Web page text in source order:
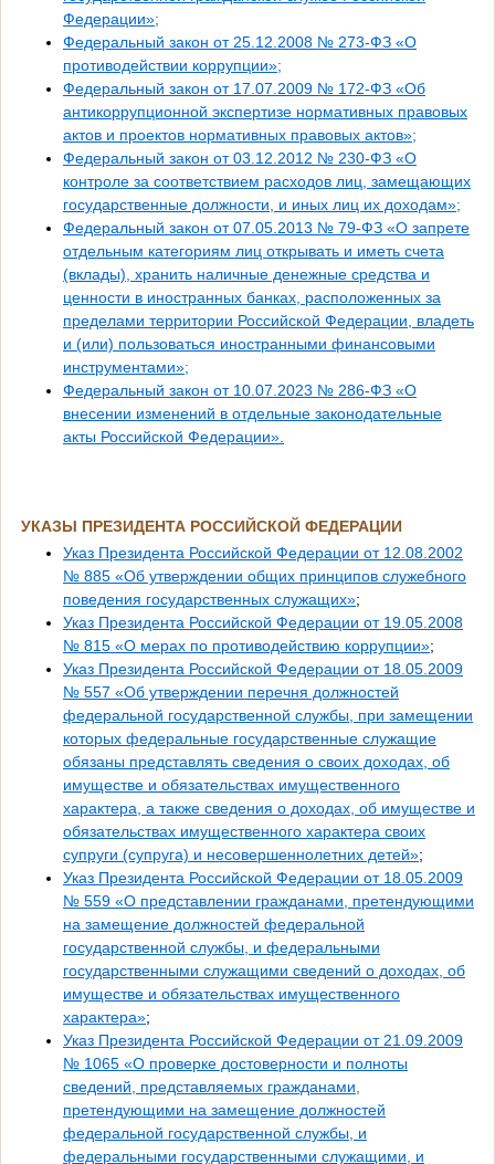
Федерации»;
Федеральный закон от 25.12.2008 № 273-ФЗ «О
противодействии коррупции»;
Федеральный закон от 17.07.2009 № 172-ФЗ «Об
антикоррупционной экспертизе нормативных правовых
актов и проектов нормативных правовых актов»;
Федеральный закон от 03.12.2012 № 230-ФЗ «О
контроле за соответствием расходов лиц, замещающих
государственные должности, и иных лиц их доходам»;
Федеральный закон от 07.05.2013 № 79-ФЗ «О запрете
отдельным категориям лиц открывать и иметь счета
(вклады), хранить наличные денежные средства и
ценности в иностранных банках, расположенных за
пределами территории Российской Федерации, владеть
и (или) пользоваться иностранными финансовыми
инструментами»;
Федеральный закон от 10.07.2023 № 286-ФЗ «О
внесении изменений в отдельные законодательные
акты Российской Федерации».
УКАЗЫ ПРЕЗИДЕНТА РОССИЙСКОЙ ФЕДЕРАЦИИ
Указ Президента Российской Федерации от 12.08.2002
№ 885 «Об утверждении общих принципов служебного
поведения государственных служащих»;
Указ Президента Российской Федерации от 19.05.2008
№ 815 «О мерах по противодействию коррупции»;
Указ Президента Российской Федерации от 18.05.2009
№ 557 «Об утверждении перечня должностей
федеральной государственной службы, при замещении
которых федеральные государственные служащие
обязаны представлять сведения о своих доходах, об
имуществе и обязательствах имущественного
характера, а также сведения о доходах, об имуществе и
обязательствах имущественного характера своих
супруги (супруга) и несовершеннолетних детей»;
Указ Президента Российской Федерации от 18.05.2009
№ 559 «О представлении гражданами, претендующими
на замещение должностей федеральной
государственной службы, и федеральными
государственными служащими сведений о доходах, об
имуществе и обязательствах имущественного
характера»;
Указ Президента Российской Федерации от 21.09.2009
№ 1065 «О проверке достоверности и полноты
сведений, представляемых гражданами,
претендующими на замещение должностей
федеральной государственной службы, и
федеральными государственными служащими, и